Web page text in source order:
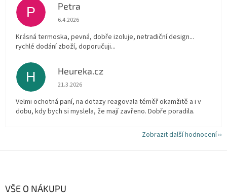
P Petra
Hodnocení obchodu je 5 z 5 hvězdiček.
6.4.2026
Krásná termoska, pevná, dobře izoluje, netradiční design...
rychlé dodání zboží, doporučuji...
H Heureka.cz
Hodnocení obchodu je 5 z 5 hvězdiček.
21.3.2026
Velmi ochotná paní, na dotazy reagovala téměř okamžitě a i v
dobu, kdy bych si myslela, že mají zavřeno. Dobře poradila.
Zobrazit další hodnocení
VŠE O NÁKUPU